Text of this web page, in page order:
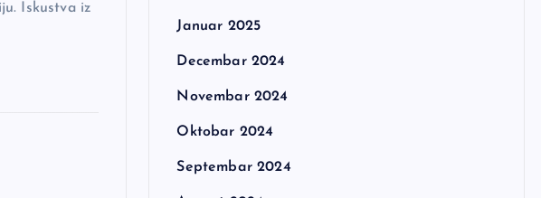
Iskustva iz
Januar 2025
Decembar 2024
Novembar 2024
Oktobar 2024
Septembar 2024